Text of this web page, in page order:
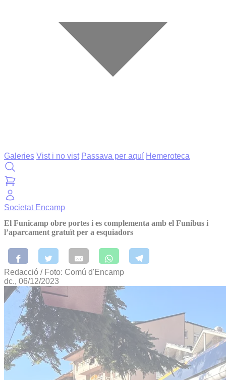
Galeries Vist i no vist Passava per aquí Hemeroteca
Societat Encamp
El Funicamp obre portes i es complementa amb el Funibus i
l’aparcament gratuït per a esquiadors
Redacció / Foto: Comú d'Encamp
dc., 06/12/2023